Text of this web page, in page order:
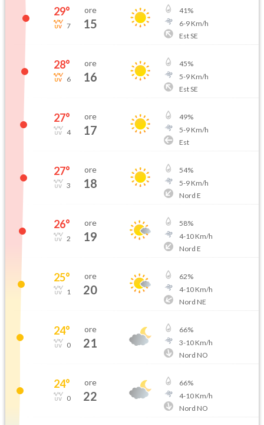
29°
7
ore
15
41%
6-9Km/h
Est SE
28°
6
ore
16
45%
5-9Km/h
Est SE
27°
4
ore
17
49%
5-9Km/h
Est
27°
3
ore
18
54%
5-9Km/h
Nord E
26°
2
ore
19
58%
4-10Km/h
Nord E
25°
1
ore
20
62%
4-10Km/h
Nord NE
24°
0
ore
21
66%
3-10Km/h
Nord NO
24°
0
ore
22
66%
4-10Km/h
Nord NO